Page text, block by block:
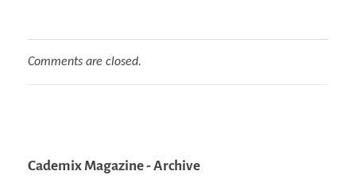
Comments are closed.
Cademix Magazine - Archive